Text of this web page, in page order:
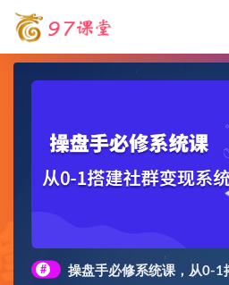
# 操盘手必修系统课，从0-1